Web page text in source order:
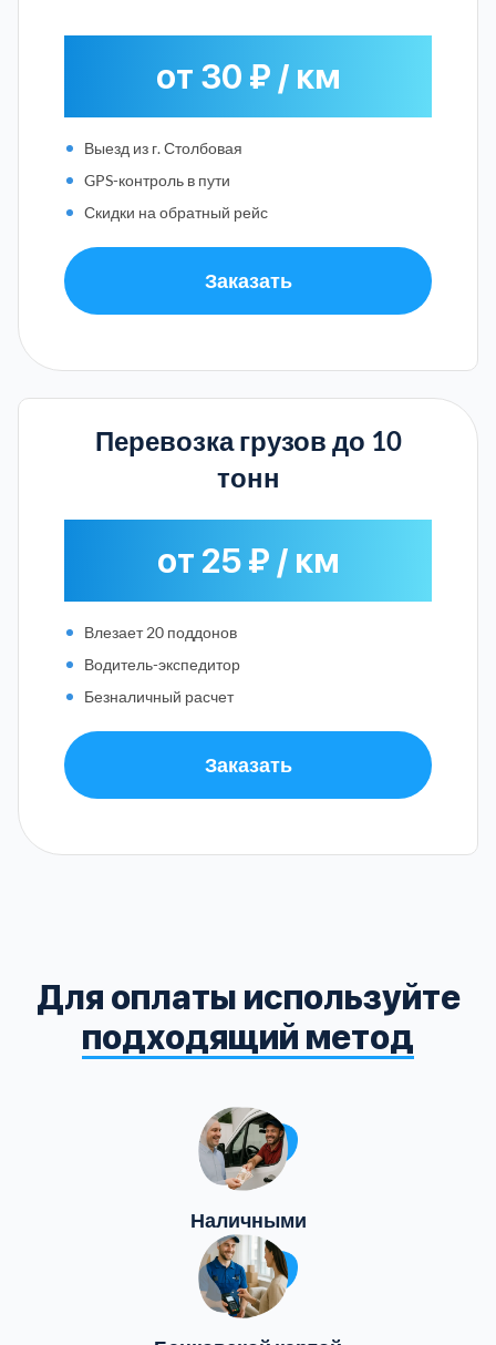
от 30 ₽ / км
Выезд из г. Столбовая
GPS-контроль в пути
Скидки на обратный рейс
Заказать
Перевозка грузов до 10
тонн
от 25 ₽ / км
Влезает 20 поддонов
Водитель-экспедитор
Безналичный расчет
Заказать
Для оплаты используйте
подходящий метод
Наличными